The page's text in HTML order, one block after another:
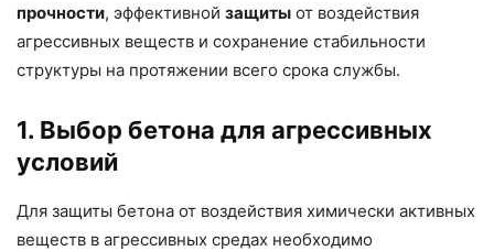
прочности, эффективной защиты от воздействия
агрессивных веществ и сохранение стабильности
структуры на протяжении всего срока службы.
1. Выбор бетона для агрессивных
условий
Для защиты бетона от воздействия химически активных
веществ в агрессивных средах необходимо